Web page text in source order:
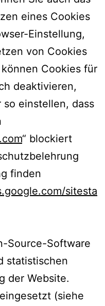
eines Cookies
Einstellung,
von Cookies
Cookies für
deaktivieren,
so einstellen, dass
“ blockiert
finden
sitesta
Source-Software
statistischen
der Website.
(siehe